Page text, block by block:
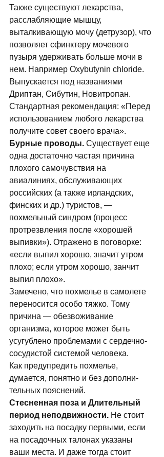
Также существуют лекарства,
расслабляющие мышцу,
выталкивающую мочу (детрузор), что
позволяет сфинктеру мочевого
пузыря удерживать больше мочи в
нем. Например Oxybutynin chloride.
Выпускается под названиями
Дриптан, Сибутин, Новитропан.
Стандартная рекомендация: «Перед
использованием любого лекарства
получите совет своего врача».
Бурные проводы. Существует еще
одна достаточно частая причина
плохого самочувствия на
авиалиниях, обслуживающих
российских (а также ирландских,
финских и др.) туристов, —
похмельный синдром (процесс
протрезвления после «хорошей
выпивки»). Отражено в поговорке:
«если выпил хорошо, значит утром
плохо; если утром хорошо, занчит
выпил плохо».
Замече­но, что похмелье в самолете
переносится особо тяжко. Тому
причина — обезвоживание
организма, которое может быть
усугублено проблемами с сердечно-
сосудистой систе­мой человека.
Как предупредить похмелье,
думается, понятно и без дополни­
тельных пояснений.
Стесненная поза и Длительный
период неподвижности. Не стоит
заходить на посадку первыми, если
на посадочных талонах указаны
ваши места. И даже тогда стоит